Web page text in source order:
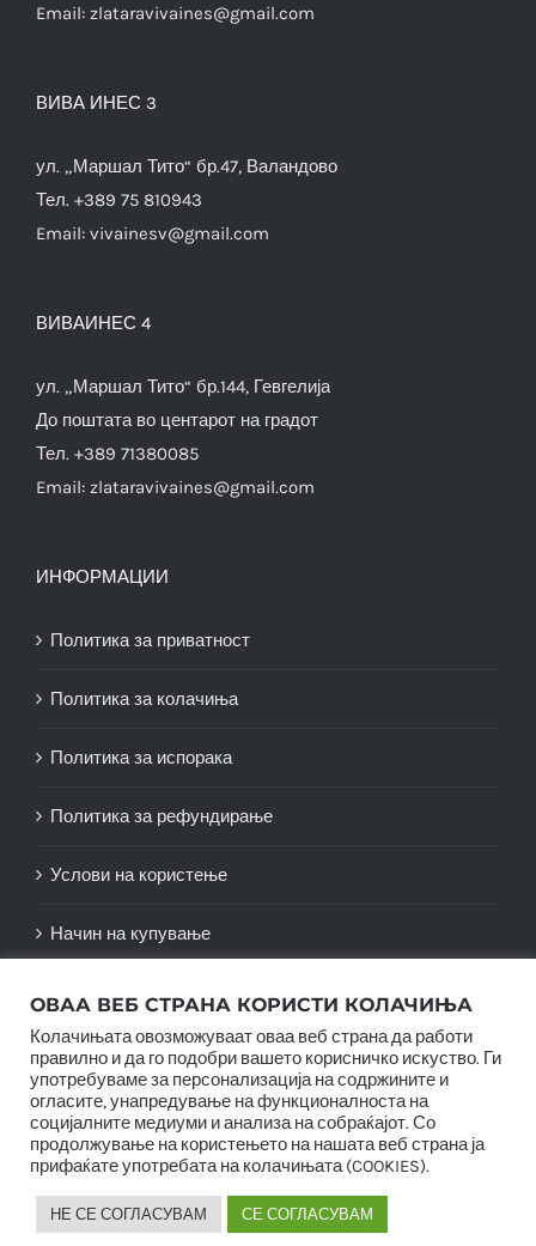
Email: zlataravivaines@gmail.com
ВИВА ИНЕС 3
ул. „Маршал Тито“ бр.47, Валандово
Тел. +389 75 810943
Email: vivainesv@gmail.com
ВИВАИНЕС 4
ул. „Маршал Тито“ бр.144, Гевгелија
До поштата во центарот на градот
Тел. +389 71380085
Email: zlataravivaines@gmail.com
ИНФОРМАЦИИ
Политика за приватност
Политика за колачиња
Политика за испорака
Политика за рефундирање
Услови на користење
Начин на купување
© Copyright 2012 - 2026 |SwiftAgency| All Rights
ОВАА ВЕБ СТРАНА КОРИСТИ КОЛАЧИЊА
Колачињата овозможуваат оваа веб страна да работи
правилно и да го подобри вашето корисничко искуство. Ги
употребуваме за персонализација на содржините и
огласите, унапредување на функционалноста на
социјалните медиуми и анализа на собраќајот. Со
продолжување на користењето на нашата веб страна ја
прифаќате употребата на колачињата (COOKIES).
НЕ СЕ СОГЛАСУВАМ СЕ СОГЛАСУВАМ